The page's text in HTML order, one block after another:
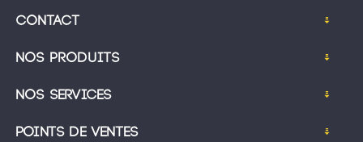
Contact
Nos produits
Nos services
Points de ventes